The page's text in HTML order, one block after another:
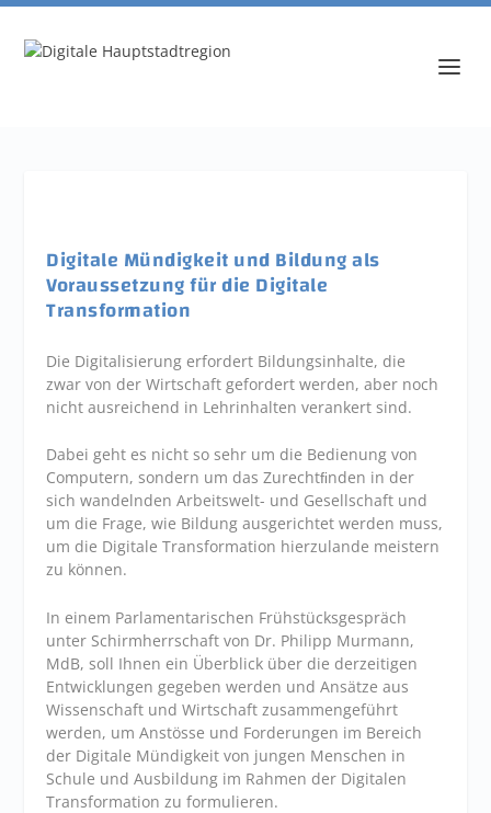
Digitale Mündigkeit und Bildung als
Voraussetzung für die Digitale
Transformation
Die Digitalisierung erfordert Bildungsinhalte, die
zwar von der Wirtschaft gefordert werden, aber noch
nicht ausreichend in Lehrinhalten verankert sind.
Dabei geht es nicht so sehr um die Bedienung von
Computern, sondern um das Zurechtﬁnden in der
sich wandelnden Arbeitswelt- und Gesellschaft und
um die Frage, wie Bildung ausgerichtet werden muss,
um die Digitale Transformation hierzulande meistern
zu können.
In einem Parlamentarischen Frühstücksgespräch
unter Schirmherrschaft von Dr. Philipp Murmann,
MdB, soll Ihnen ein Überblick über die derzeitigen
Entwicklungen gegeben werden und Ansätze aus
Wissenschaft und Wirtschaft zusammengeführt
werden, um Anstösse und Forderungen im Bereich
der Digitale Mündigkeit von jungen Menschen in
Schule und Ausbildung im Rahmen der Digitalen
Transformation zu formulieren.